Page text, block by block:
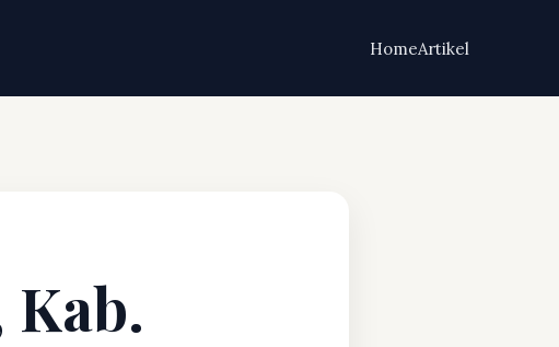
HomeArtikel